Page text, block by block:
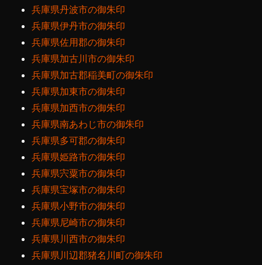
兵庫県丹波市の御朱印
兵庫県伊丹市の御朱印
兵庫県佐用郡の御朱印
兵庫県加古川市の御朱印
兵庫県加古郡稲美町の御朱印
兵庫県加東市の御朱印
兵庫県加西市の御朱印
兵庫県南あわじ市の御朱印
兵庫県多可郡の御朱印
兵庫県姫路市の御朱印
兵庫県宍粟市の御朱印
兵庫県宝塚市の御朱印
兵庫県小野市の御朱印
兵庫県尼崎市の御朱印
兵庫県川西市の御朱印
兵庫県川辺郡猪名川町の御朱印